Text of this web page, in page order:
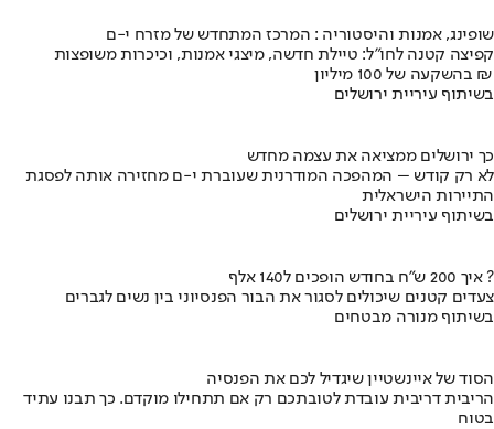
שופינג, אמנות והיסטוריה : המרכז המתחדש של מזרח י-ם
קפיצה קטנה לחו"ל: טיילת חדשה, מיצגי אמנות, וכיכרות משופצות
בהשקעה של 100 מיליון ₪
בשיתוף עיריית ירושלים
כך ירושלים ממציאה את עצמה מחדש
לא רק קודש – המהפכה המודרנית שעוברת י-ם מחזירה אותה לפסגת
התיירות הישראלית
בשיתוף עיריית ירושלים
איך 200 ש"ח בחודש הופכים ל140 אלף ?
צעדים קטנים שיכולים לסגור את הבור הפנסיוני בין נשים לגברים
בשיתוף מנורה מבטחים
הסוד של איינשטיין שיגדיל לכם את הפנסיה
הריבית דריבית עובדת לטובתכם רק אם תתחילו מוקדם. כך תבנו עתיד
בטוח